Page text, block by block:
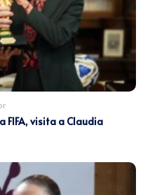
FIFA, visita a Claudia